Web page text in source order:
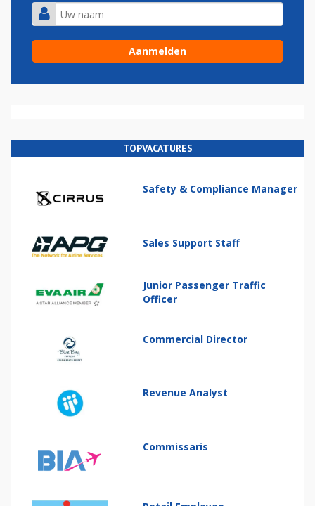
TOPVACATURES
Safety & Compliance Manager
Sales Support Staff
Junior Passenger Traffic
Officer
Commercial Director
Revenue Analyst
Commissaris